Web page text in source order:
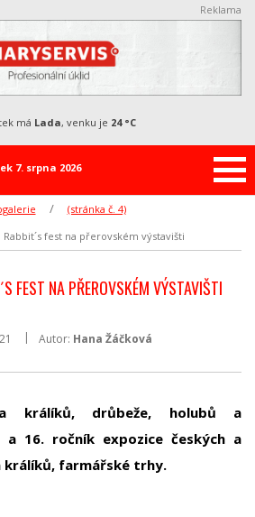
Reklama
7. srpna 2026
má Lada, venku je 24 °C
(stránka č. 4)
fest na přerovském výstavišti
FEST NA PŘEROVSKÉM VÝSTAVIŠTI
Autor: Hana Žáčková
králíků, drůbeže, holubů a
a 16. ročník expozice českých a
králíků, farmářské trhy.